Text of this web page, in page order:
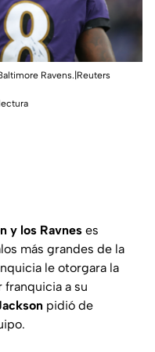
Ravens.|Reuters
y los Ravnes es
más grandes de la
le otorgara la
a su
pidió de